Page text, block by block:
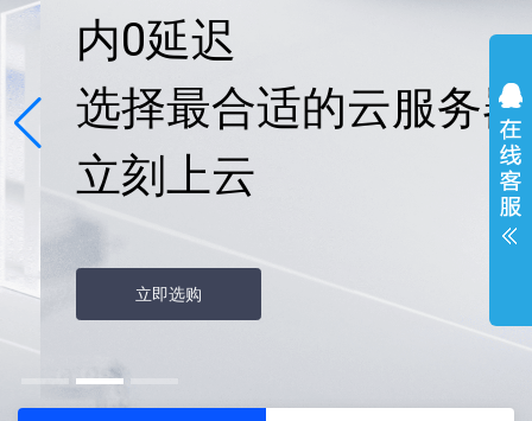
内0延迟
选择最合适的云服务器
立刻上云
立即选购